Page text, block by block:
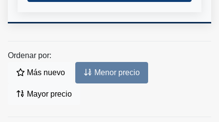
Ordenar por:
Más nuevo Menor precio
Mayor precio